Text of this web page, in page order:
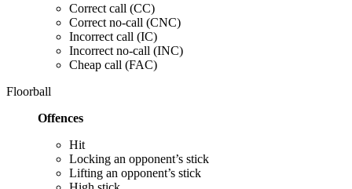
Correct call (CC)
Correct no-call (CNC)
Incorrect call (IC)
Incorrect no-call (INC)
Cheap call (FAC)
Floorball
Offences
Hit
Locking an opponent’s stick
Lifting an opponent’s stick